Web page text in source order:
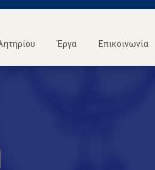
Έργα Επικοινωνία